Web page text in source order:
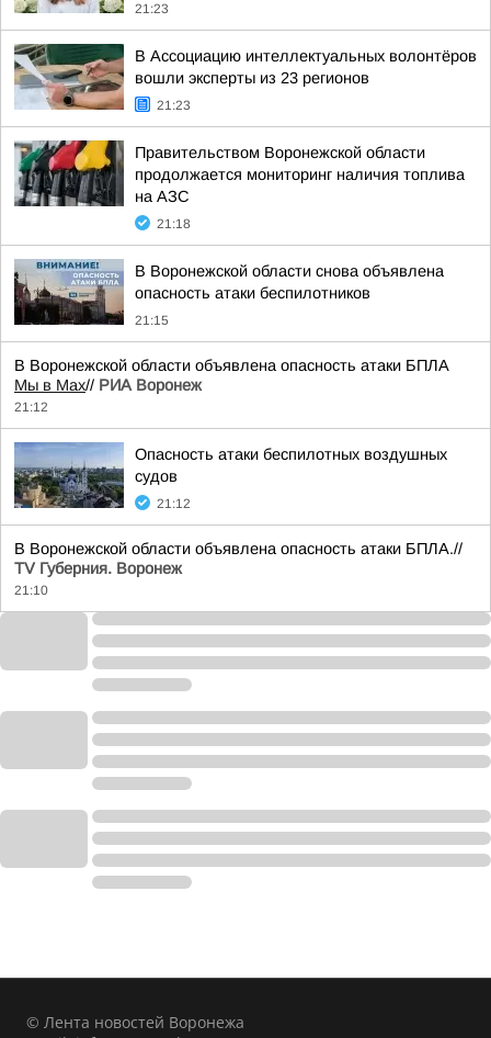
21:23
В Ассоциацию интеллектуальных волонтёров
вошли эксперты из 23 регионов
21:23
Правительством Воронежской области
продолжается мониторинг наличия топлива
на АЗС
21:18
В Воронежской области снова объявлена
опасность атаки беспилотников
21:15
В Воронежской области объявлена опасность атаки БПЛА
Мы в Мах// РИА Воронеж
21:12
Опасность атаки беспилотных воздушных
судов
21:12
В Воронежской области объявлена опасность атаки БПЛА.//
TV Губерния. Воронеж
21:10
© Лента новостей Воронежа